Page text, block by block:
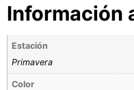
Información
Estación
Primavera
Color